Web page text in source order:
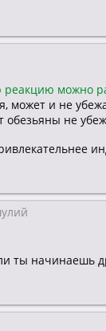
можно
может и не
обезьяны не
ты начинаешь